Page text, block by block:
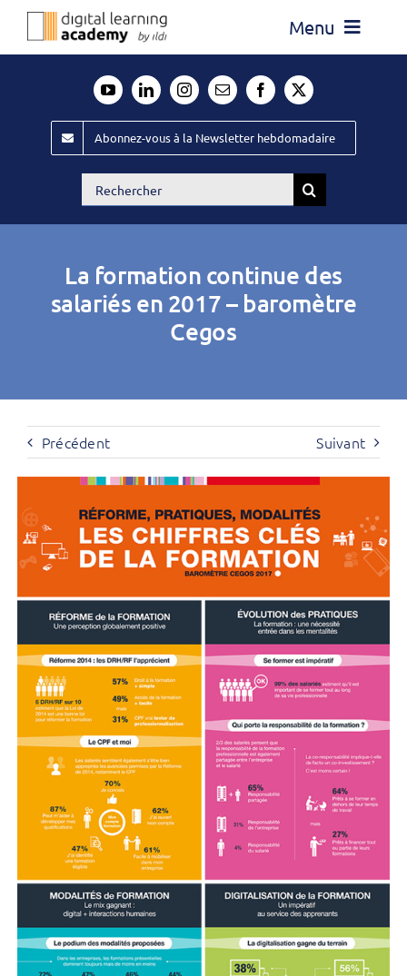
Passer
Menu
Évènements ILDI
Offres d’emploi
Publiez
Abonnez-vous à la Newsletter hebdomadaire
Rechercher:
La formation continue des
salariés en 2017 – baromètre
Cegos
Précédent Suivant